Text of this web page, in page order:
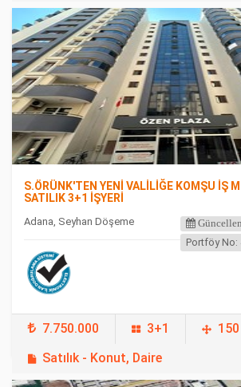
FEATURED
S.ÖRÜNK'TEN YENİ VALİLİĞE KOMŞU İŞ
SATILIK 3+1 İŞYERİ
Adana, Seyhan Döşeme
Portföy No:
7.750.000 3+1
Satılık - Konut, Daire